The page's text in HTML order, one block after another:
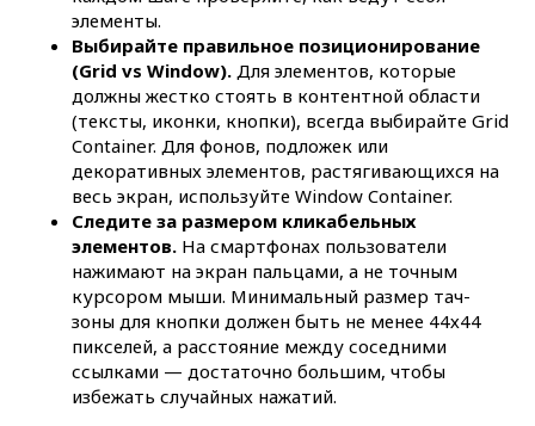
элементы.
Выбирайте правильное позиционирование
(Grid vs Window). Для элементов, которые
должны жестко стоять в контентной области
(тексты, иконки, кнопки), всегда выбирайте Grid
Container. Для фонов, подложек или
декоративных элементов, растягивающихся на
весь экран, используйте Window Container.
Следите за размером кликабельных
элементов. На смартфонах пользователи
нажимают на экран пальцами, а не точным
курсором мыши. Минимальный размер тач-
зоны для кнопки должен быть не менее 44х44
пикселей, а расстояние между соседними
ссылками — достаточно большим, чтобы
избежать случайных нажатий.